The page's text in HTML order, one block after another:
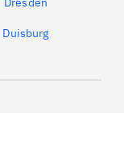
Duisburg